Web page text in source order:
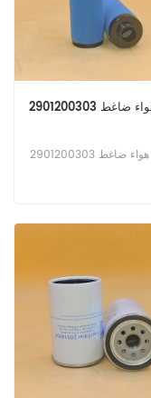
2901200303
ضاغط 2901200303